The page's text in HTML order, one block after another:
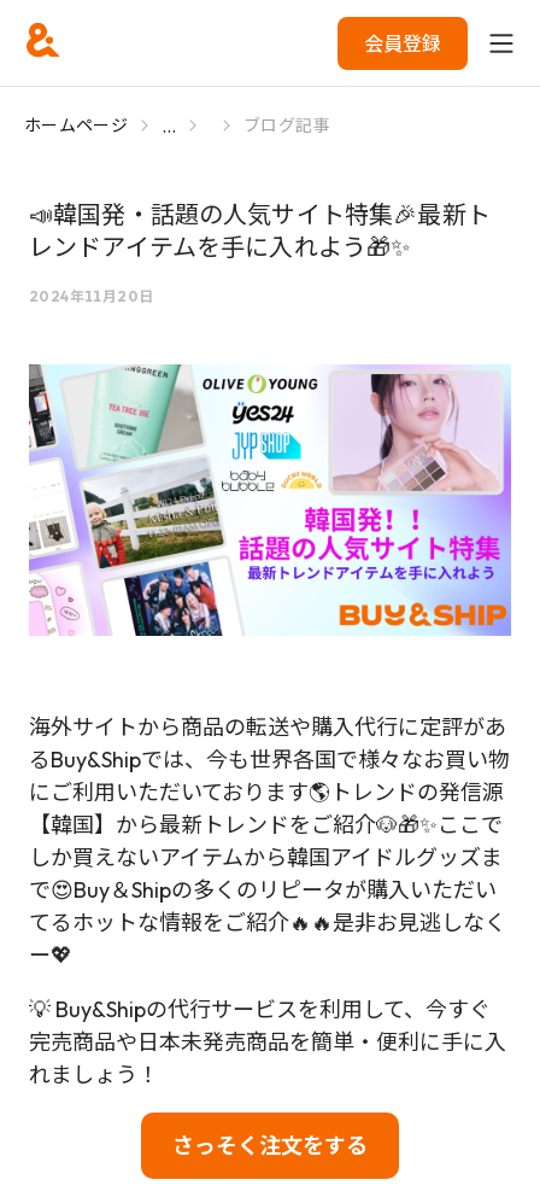
会員登録
ホームページ ... ブログ記事
📣韓国発・話題の人気サイト特集🎉最新ト
レンドアイテムを手に入れよう🎁✨
2024年11月20日
海外サイトから商品の転送や購入代行に定評があ
るBuy&Shipでは、今も世界各国で様々なお買い物
にご利用いただいております🌎トレンドの発信源
【韓国】から最新トレンドをご紹介🐶🎁✨ここで
しか買えないアイテムから韓国アイドルグッズま
で😍Buy＆Shipの多くのリピータが購入いただい
てるホットな情報をご紹介🔥🔥是非お見逃しなく
ー💖
💡 Buy&Shipの代行サービスを利用して、今すぐ
完売商品や日本未発売商品を簡単・便利に手に入
れましょう！
さっそく注文をする